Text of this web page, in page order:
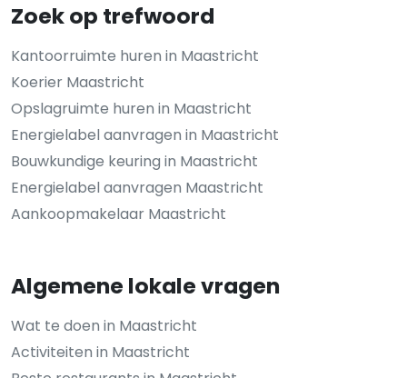
Zoek op trefwoord
Kantoorruimte huren in Maastricht
Koerier Maastricht
Opslagruimte huren in Maastricht
Energielabel aanvragen in Maastricht
Bouwkundige keuring in Maastricht
Energielabel aanvragen Maastricht
Aankoopmakelaar Maastricht
Algemene lokale vragen
Wat te doen in Maastricht
Activiteiten in Maastricht